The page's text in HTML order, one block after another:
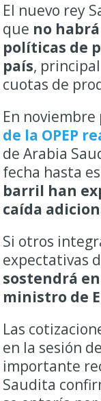
El nuevo rey
que no
políticas de
país,
cuotas de
En
de la OPEP
de Arabia
fecha hasta
barril han
caída
Si otros
expectativas
sostendrá
ministro de
Las
en la sesión
importante
Saudita